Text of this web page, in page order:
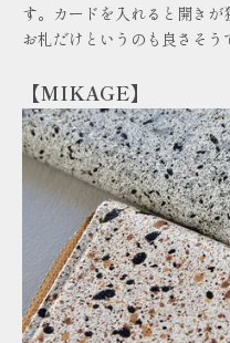
す。カードを入れると開きが
お札だけというのも良さそう
【MIKAGE】